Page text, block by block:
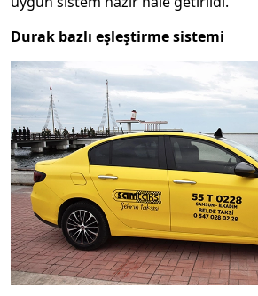
Durak bazlı eşleştirme sistemi